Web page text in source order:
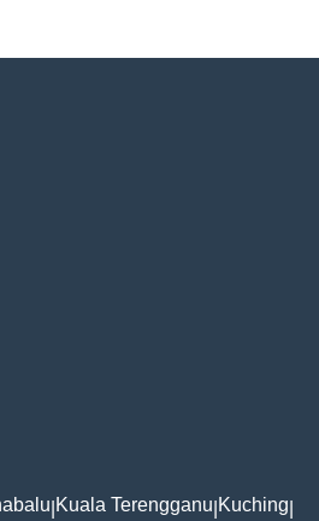
Kuala Terengganu Kuching